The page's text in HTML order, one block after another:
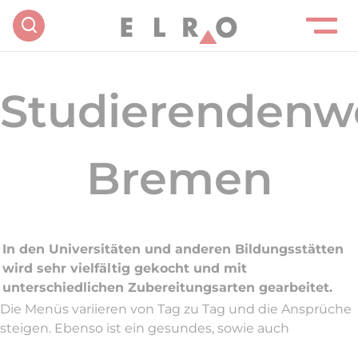
Bremen
In den Universitäten und anderen Bildungsstätten
wird sehr vielfältig gekocht und mit
unterschiedlichen Zubereitungsarten gearbeitet.
Die Menüs variieren von Tag zu Tag und die Ansprüche
steigen. Ebenso ist ein gesundes, sowie auch